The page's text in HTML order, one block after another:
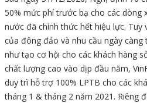
50% mức phí trước bạ cho các dòng
nước đã chính thức hết hiệu lực. Tuy
của đông đảo và nhu cầu ngày
như tạo cơ hội cho các khách hàng
chất lượng cao vào dịp đầu năm,
duy trì hỗ trợ 100% LPTB cho các
tháng 1 & tháng 2 năm 2021. Riêng